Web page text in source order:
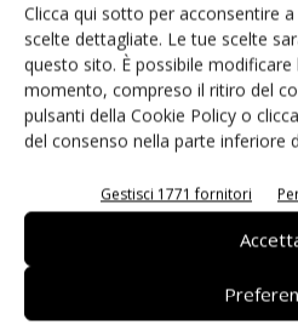
Clicca qui sotto per acconsentire
scelte dettagliate. Le tue scelte
questo sito. È possibile
momento, compreso il ritiro del
pulsanti della Cookie Policy o
del consenso nella parte inferiore
Gestisci 1771 fornitori